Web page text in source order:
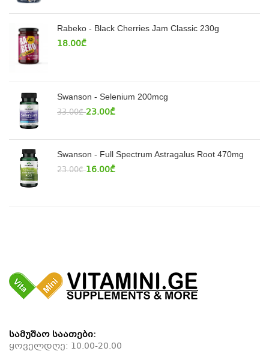
Rabeko - Black Cherries Jam Classic 230g
18.00₾
Swanson - Selenium 200mcg
33.00₾ 23.00₾
Swanson - Full Spectrum Astragalus Root 470mg
23.00₾ 16.00₾
სამუშაო საათები:
ყოველდღე: 10.00-20.00